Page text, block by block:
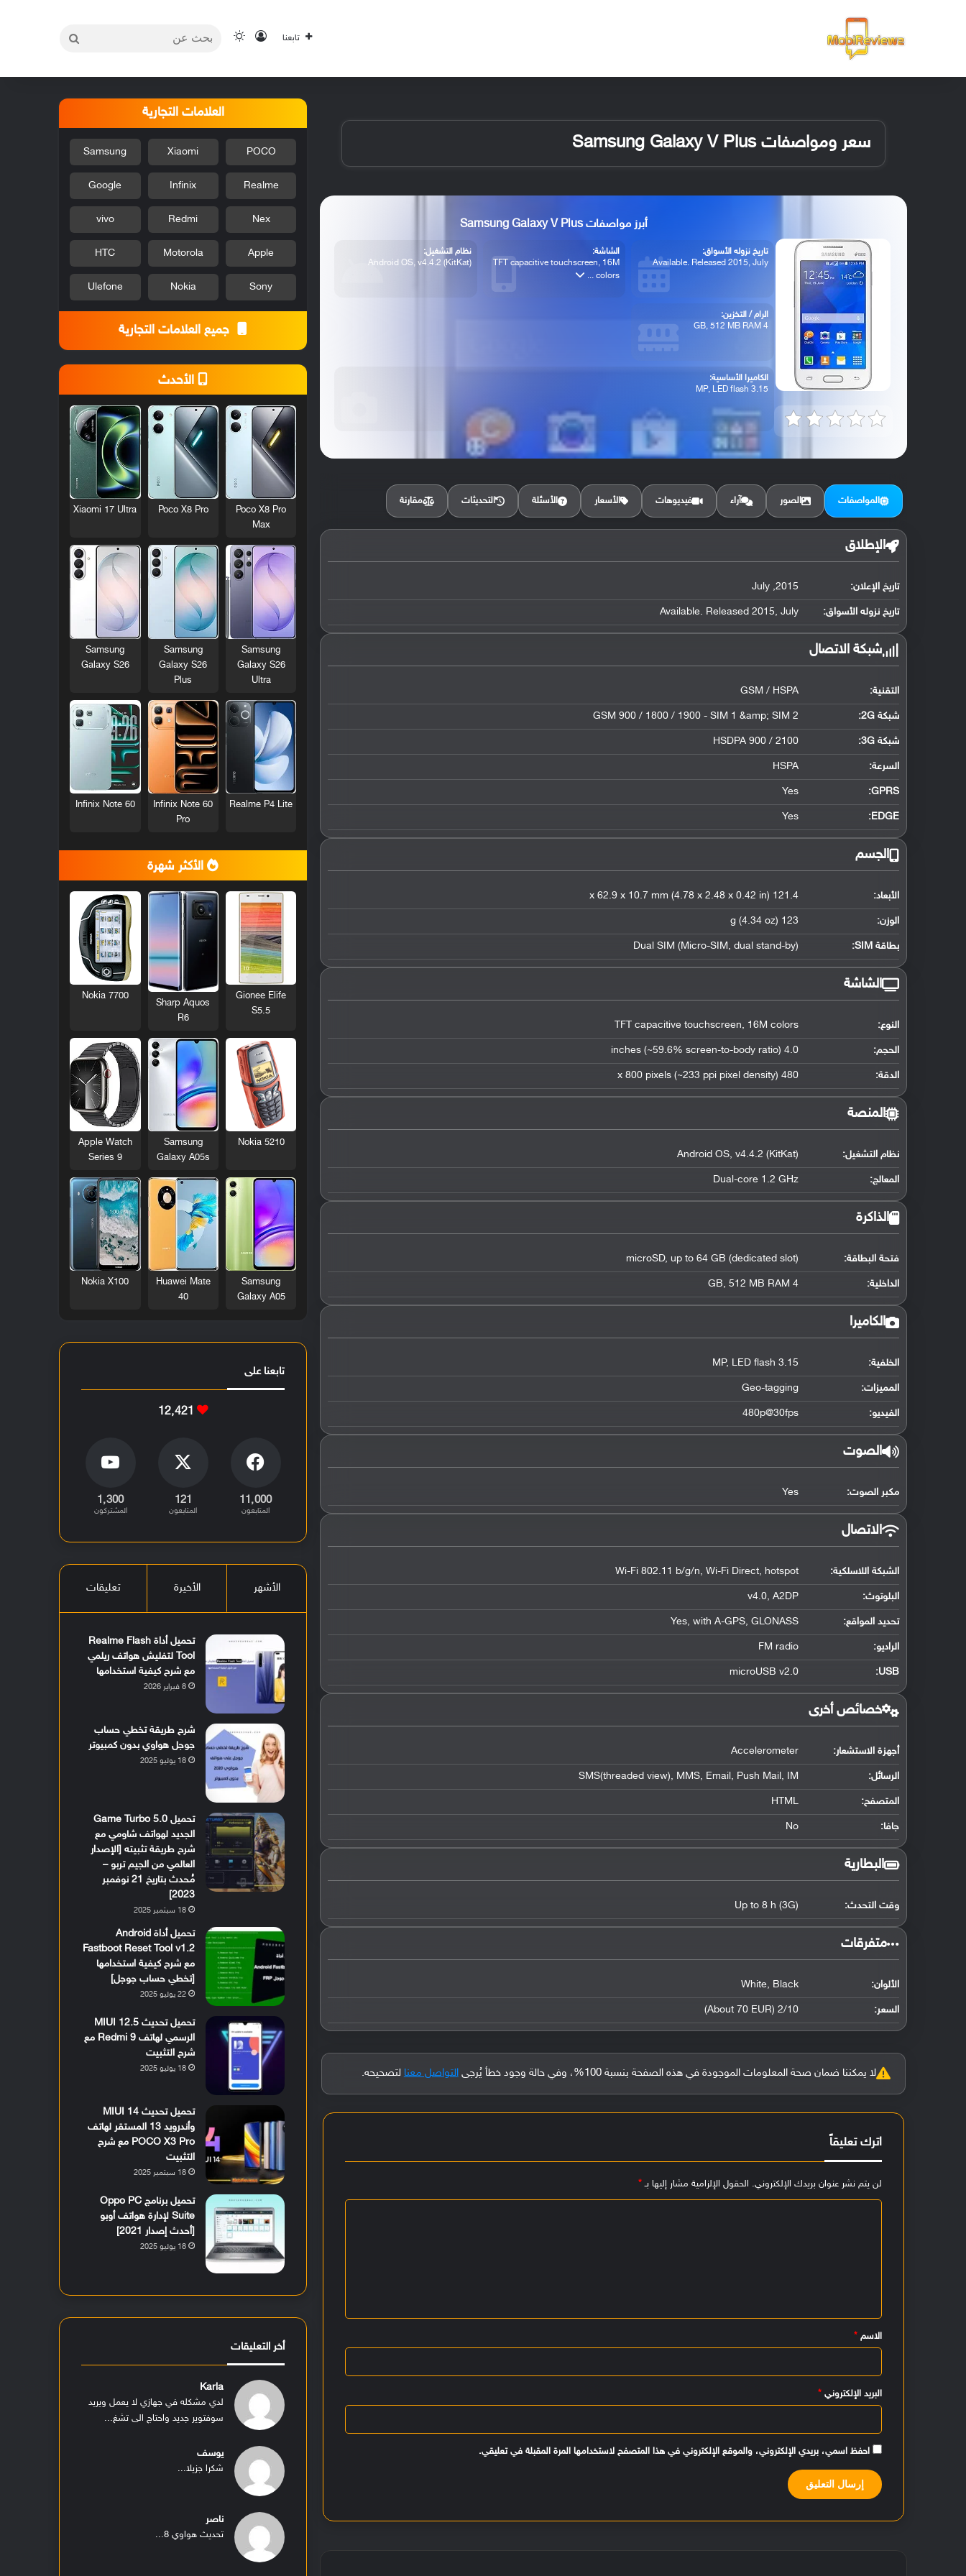
تابعنا تسجيل الدخول
الوضع المظلم
سعر ومواصفات Samsung Galaxy V Plus
أبرز مواصفات Samsung Galaxy V Plus
تاريخ نزوله الأسواق:
Available. Released 2015, July
الشاشة:
TFT capacitive touchscreen, 16M
colors ...
نظام التشغيل:
Android OS, v4.4.2 (KitKat)
الرام / التخزين:
4 GB, 512 MB RAM
الكاميرا الأساسية:
3.15 MP, LED flash
المواصفات الصور آراء فيديوهات الأسعار الأسئلة التحديثات مقارنة
الإطلاق
تاريخ الإعلان: 2015, July
تاريخ نزوله الأسواق: Available. Released 2015, July
شبكة الاتصال
التقنية: GSM / HSPA
شبكة 2G: GSM 900 / 1800 / 1900 - SIM 1 &amp; SIM 2
شبكة 3G :
HSDPA 900 / 2100
السرعة: HSPA
GPRS:
Yes
EDGE:
Yes
الجسم
الأبعاد: 121.4 x 62.9 x 10.7 mm (4.78 x 2.48 x 0.42 in)
الوزن: 123 g (4.34 oz)
بطاقة SIM: Dual SIM (Micro-SIM, dual stand-by)
الشاشة
النوع: TFT capacitive touchscreen, 16M colors
الحجم: 4.0 inches (~59.6% screen-to-body ratio)
الدقة: 480 x 800 pixels (~233 ppi pixel density)
المنصة
نظام التشغيل:
Android OS, v4.4.2 (KitKat)
المعالج:
Dual-core 1.2 GHz
الذاكرة
فتحة البطاقة: microSD, up to 64 GB (dedicated slot)
الداخلية: 4 GB, 512 MB RAM
الكاميرا
الخلفية: 3.15 MP, LED flash
المميزات: Geo-tagging
الفيديو: 480p@30fps
الصوت
مكبر الصوت: Yes
الاتصال
الشبكة اللاسلكية: Wi-Fi 802.11 b/g/n, Wi-Fi Direct, hotspot
البلوتوث:
v4.0, A2DP
تحديد المواقع:
Yes, with A-GPS, GLONASS
الراديو: FM radio
USB
:
microUSB v2.0
خصائص أخرى
أجهزة الاستشعار: Accelerometer
الرسائل: SMS(threaded view), MMS, Email, Push Mail, IM
المتصفح: HTML
جافا: No
البطارية
وقت التحدث: Up to 8 h (3G)
‏متفرقات‏
الألوان: White, Black
السعر: 2/10 (About 70 EUR)
لا يمكننا ضمان صحة المعلومات الموجودة في هذه الصفحة بنسبة 100%، وفي حالة وجود خطأ يُرجى التواصل معنا لتصحيحه.
اترك تعليقاً
لن يتم نشر عنوان بريدك الإلكتروني. الحقول الإلزامية مشار إليها بـ*
الاسم*
البريد الإلكتروني*
احفظ اسمي، بريدي الإلكتروني، والموقع الإلكتروني في هذا المتصفح لاستخدامها المرة المقبلة في تعليقي.
العلامات التجارية
POCO
Xiaomi
Samsung
Realme
Infinix
Google
Nex
Redmi
vivo
Apple
Motorola
HTC
Sony
Nokia
Ulefone
جميع العلامات التجارية
الأحدث
Poco X8 Pro
Max
Poco X8 Pro
Xiaomi 17 Ultra
Samsung
Galaxy S26
Ultra
Samsung
Galaxy S26
Plus
Samsung
Galaxy S26
Realme P4 Lite
Infinix Note 60
Pro
Infinix Note 60
الأكثر شهرة
Gionee Elife
S5.5
Sharp Aquos
R6
Nokia 7700
Nokia 5210
Samsung
Galaxy A05s
Apple Watch
Series 9
Samsung
Galaxy A05
Huawei Mate
40
Nokia X100
تابعنا على
12٬421
11٬000
المتابعون
121
المتابعون
1٬300
المشتركون
الأشهر الأخيرة تعليقات
تحميل أداة Realme Flash
Tool لتفليش هواتف ريلمي
مع شرح كيفية استخدامها
8 فبراير 2026
شرح طريقة تخطي حساب
جوجل هواوي بدون كمبيوتر
18 يوليو 2025
تحميل Game Turbo 5.0
الجديد لهواتف شاومي مع
شرح طريقة تثبيته [الإصدار
العالمي من الجيم تربو –
مُحدث بتاريخ 21 نوفمبر
2023]
18 سبتمبر 2025
تحميل أداة Android
Fastboot Reset Tool v1.2
مع شرح كيفية استخدامها
[تخطي حساب جوجل]
22 يوليو 2025
تحميل تحديث MIUI 12.5
الرسمي لهاتف Redmi 9 مع
شرح التثبيت
18 يوليو 2025
تحميل تحديث MIUI 14
وأندرويد 13 المستقر لهاتف
POCO X3 Pro مع شرح
التثبيت
18 سبتمبر 2025
تحميل برنامج Oppo PC
Suite لإدارة هواتف أوبو
[أحدث إصدار 2021]
18 يوليو 2025
أخر التعليقات
Karla
لدي مشكله في جهازي لا يعمل ويريد
سوفتوير جديد واحتاج الى تشغ...
يوسف
شكرا جزيلا...
ناصر
تحديث هواوي 8...